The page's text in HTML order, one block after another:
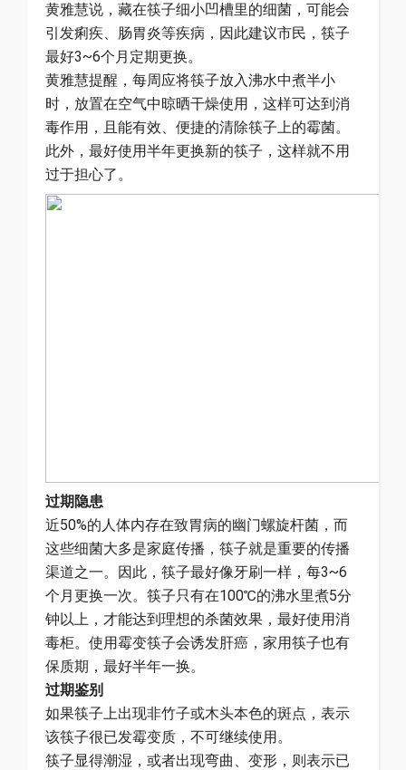
黄雅慧说，藏在筷子细小凹槽里的细菌，可能会
引发痢疾、肠胃炎等疾病，因此建议市民，筷子
最好3~6个月定期更换。
黄雅慧提醒，每周应将筷子放入沸水中煮半小
时，放置在空气中晾晒干燥使用，这样可达到消
毒作用，且能有效、便捷的清除筷子上的霉菌。
此外，最好使用半年更换新的筷子，这样就不用
过于担心了。
过期隐患
近50%的人体内存在致胃病的幽门螺旋杆菌，而
这些细菌大多是家庭传播，筷子就是重要的传播
渠道之一。因此，筷子最好像牙刷一样，每3~6
个月更换一次。筷子只有在100℃的沸水里煮5分
钟以上，才能达到理想的杀菌效果，最好使用消
毒柜。使用霉变筷子会诱发肝癌，家用筷子也有
保质期，最好半年一换。
过期鉴别
如果筷子上出现非竹子或木头本色的斑点，表示
该筷子很已发霉变质，不可继续使用。
筷子显得潮湿，或者出现弯曲、变形，则表示已